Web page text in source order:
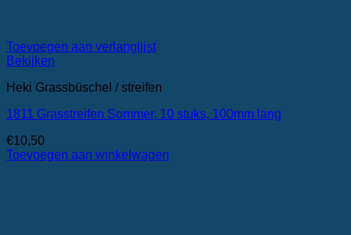
Toevoegen aan verlanglijst
Bekijken
Heki Grassbüschel / streifen
1811 Grasstreifen Sommer, 10 stuks, 100mm lang
€10,50
Toevoegen aan winkelwagen